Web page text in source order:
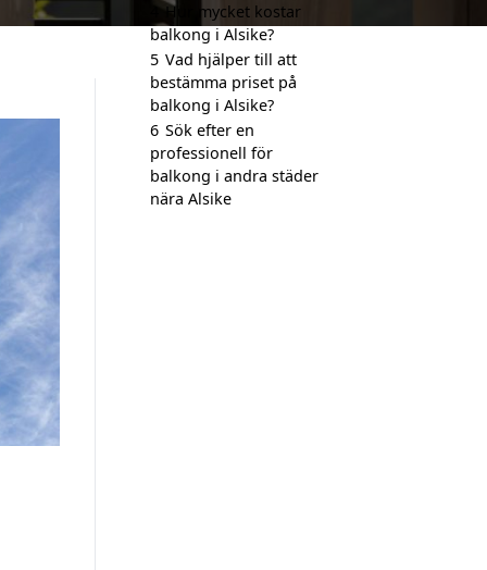
Hur mycket kostar
balkong i Alsike?
5 Vad hjälper till att
bestämma priset på
balkong i Alsike?
6 Sök efter en
professionell för
balkong i andra städer
nära Alsike